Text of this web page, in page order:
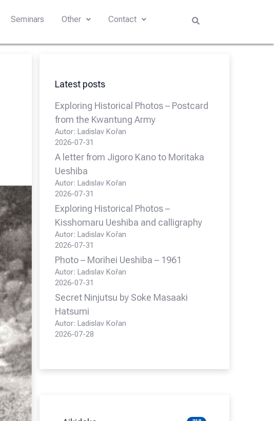
Seminars Other Contact
Latest posts
Exploring Historical Photos – Postcard
from the Kwantung Army
Autor: Ladislav Kořan
2026-07-31
A letter from Jigoro Kano to Moritaka
Ueshiba
Autor: Ladislav Kořan
2026-07-31
Exploring Historical Photos –
Kisshomaru Ueshiba and calligraphy
Autor: Ladislav Kořan
2026-07-31
Photo – Morihei Ueshiba – 1961
Autor: Ladislav Kořan
2026-07-31
Secret Ninjutsu by Soke Masaaki
Hatsumi
Autor: Ladislav Kořan
2026-07-28